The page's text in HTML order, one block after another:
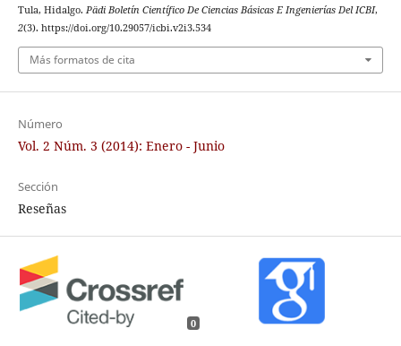
Tula, Hidalgo. Pädi Boletín Científico De Ciencias Básicas E Ingenierías Del ICBI,
2(3). https://doi.org/10.29057/icbi.v2i3.534
Más formatos de cita
Número
Vol. 2 Núm. 3 (2014): Enero - Junio
Sección
Reseñas
0